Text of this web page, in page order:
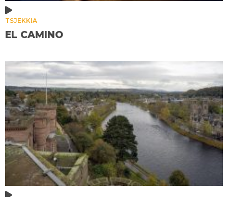
TSJEKKIA
EL CAMINO